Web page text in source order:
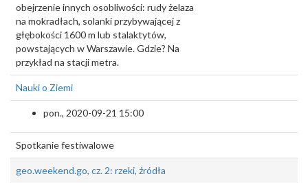
obejrzenie innych osobliwości: rudy żelaza
na mokradłach, solanki przybywającej z
głębokości 1600 m lub stalaktytów,
powstających w Warszawie. Gdzie? Na
przykład na stacji metra.
Nauki o Ziemi
pon., 2020-09-21 15:00
Spotkanie festiwalowe
geo.weekend.go, cz. 2: rzeki, źródła